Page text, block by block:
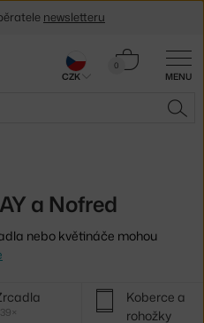
MENU
0
Košík
a Nofred
nebo květináče mohou
Koberce a
rohožky
newsletteru
CZK